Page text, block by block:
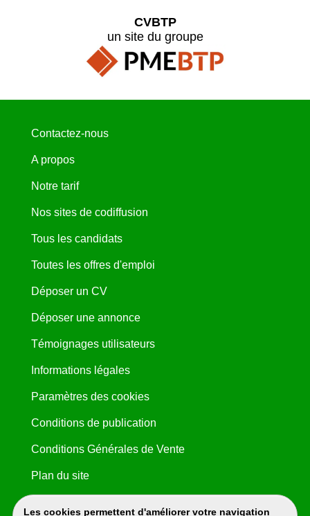
Les cookies permettent d'améliorer votre navigation
CVBTP
un site du groupe
Contactez-nous
A propos
Notre tarif
Nos sites de codiffusion
Tous les candidats
Toutes les offres d'emploi
Déposer un CV
Déposer une annonce
Témoignages utilisateurs
Informations légales
Paramètres des cookies
Conditions de publication
Conditions Générales de Vente
Plan du site